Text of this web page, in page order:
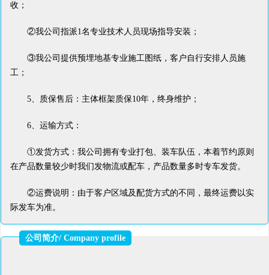
收；
②我公司指派1名专业技术人员现场指导安装；
③我公司提供预埋地基专业施工图纸，客户自行安排人员施
工；
5、质保售后：主体框架质保10年，终身维护；
6、运输方式：
①发货方式：我公司拥有专业打包、装车队伍，本着节约原则
在产品数量较少时我们发物流或配车，产品数量多时专车发货。
②运费说明：由于客户区域及配货方式的不同，最终运费以实
际发车为准。
公司简介/ Company profile